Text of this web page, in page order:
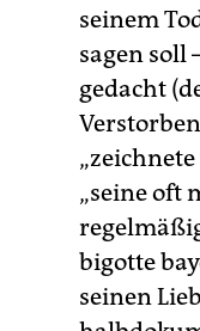
seinem
sagen soll
gedacht
„seine oft
bigotte
seinen